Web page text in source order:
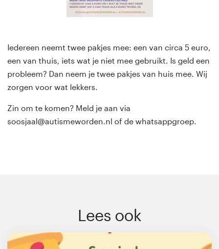
Iedereen neemt twee pakjes mee: een van circa 5 euro,
een van thuis, iets wat je niet mee gebruikt. Is geld een
probleem? Dan neem je twee pakjes van huis mee. Wij
zorgen voor wat lekkers.
Zin om te komen? Meld je aan via
soosjaal@autismeworden.nl of de whatsappgroep.
Lees ook